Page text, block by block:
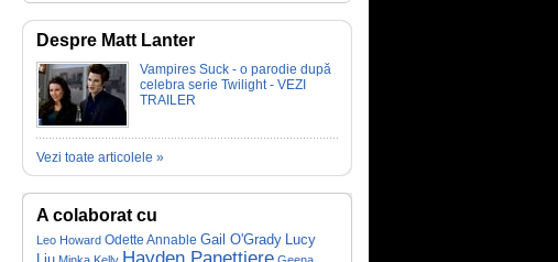
Despre Matt Lanter
Vampires Suck - o parodie după
celebra serie Twilight - VEZI
TRAILER
Vezi toate articolele »
A colaborat cu
Leo Howard Odette Annable Gail O'Grady Lucy